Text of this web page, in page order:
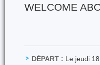
WELCOME
DÉPART : Le jeudi